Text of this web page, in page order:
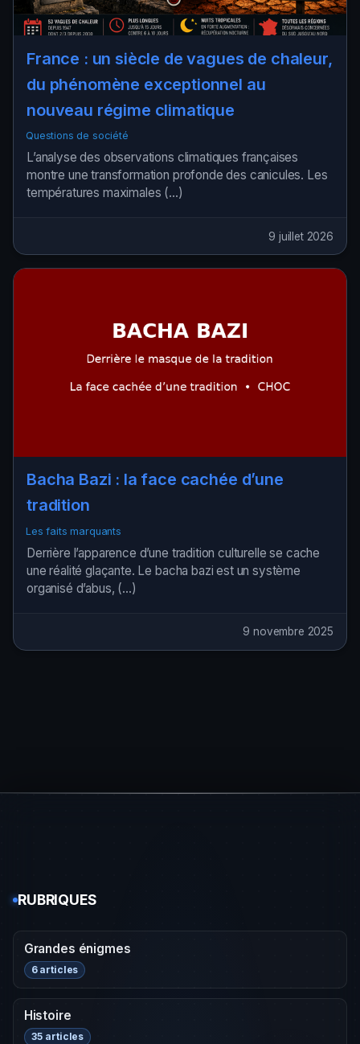
France : un siècle de vagues de chaleur,
du phénomène exceptionnel au
nouveau régime climatique
Questions de société
L’analyse des observations climatiques françaises
montre une transformation profonde des canicules. Les
températures maximales (…)
9 juillet 2026
Bacha Bazi : la face cachée d’une
tradition
Les faits marquants
Derrière l’apparence d’une tradition culturelle se cache
une réalité glaçante. Le bacha bazi est un système
organisé d’abus, (…)
9 novembre 2025
RUBRIQUES
Grandes énigmes
6 articles
Histoire
35 articles